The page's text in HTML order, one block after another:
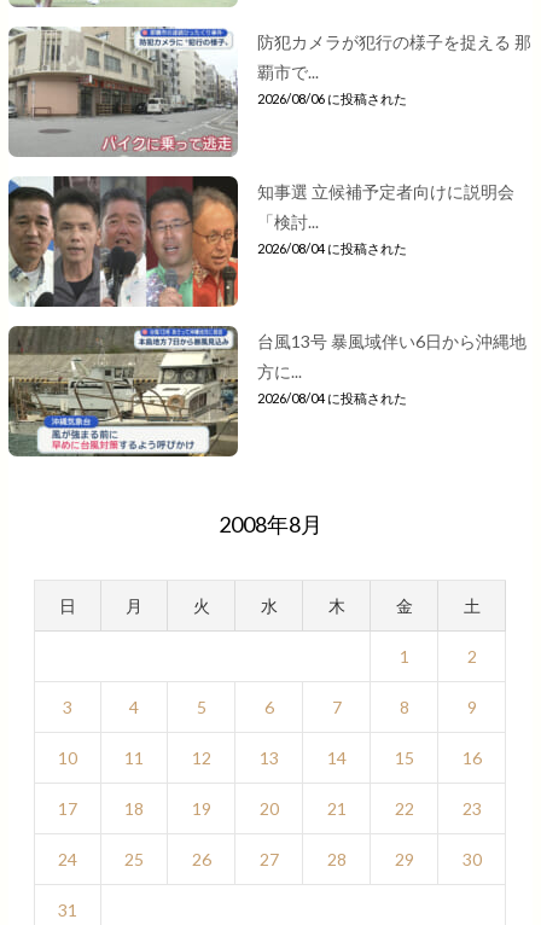
防犯カメラが犯行の様子を捉える 那
覇市で...
2026/08/06 に投稿された
知事選 立候補予定者向けに説明会
「検討...
2026/08/04 に投稿された
台風13号 暴風域伴い6日から沖縄地
方に...
2026/08/04 に投稿された
2008年8月
日 月 火 水 木 金 土
1 2
3 4 5 6 7 8 9
10 11 12 13 14 15 16
17 18 19 20 21 22 23
24 25 26 27 28 29 30
31